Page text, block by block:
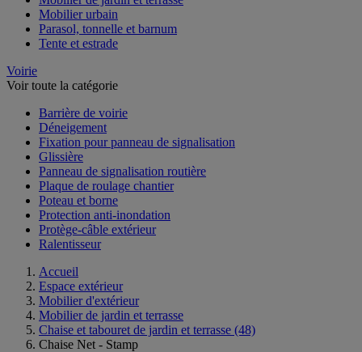
Mobilier urbain
Parasol, tonnelle et barnum
Tente et estrade
Voirie
Voir toute la catégorie
Barrière de voirie
Déneigement
Fixation pour panneau de signalisation
Glissière
Panneau de signalisation routière
Plaque de roulage chantier
Poteau et borne
Protection anti-inondation
Protège-câble extérieur
Ralentisseur
Accueil
Espace extérieur
Mobilier d'extérieur
Mobilier de jardin et terrasse
Chaise et tabouret de jardin et terrasse (48)
Chaise Net - Stamp